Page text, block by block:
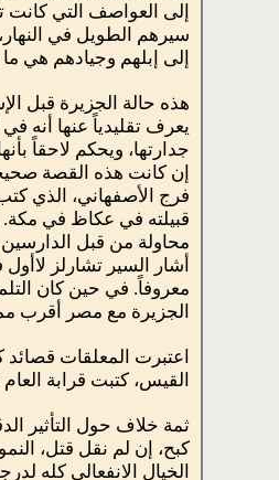
إلى العواصف التي كانت
سيرهم الطويل في
إلى إبلهم وجيادهم هي
هذه حالة الجزيرة قبل
يعرف تقليدياً عنها
جدارتها، ويحكم لاحقاً
إن كانت هذه القصة
فرج الأصفهاني، الذي
قبيلته في عكاظ في
محاولة من قبل الدارسين
أشار السير تشارلز
معروفاً. في حين كان
الجزيرة مع مصر أقرب
اعتبرت المعلقات قصائد
القيس، كتبت قرابة العام 545 الميلادي، وآخرها معلقة زهير قرابة العام 605 أي قبل ظهور الدعوة الإسلامية بعشرين سنة.
ثمة خلاف حول التأثير
كبح، إن لم نقل قتل،
الخيال الانفعالي كله